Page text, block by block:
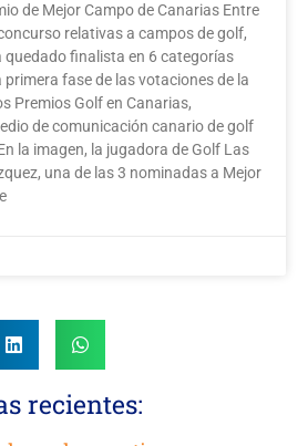
de Mejor Campo de Canarias Entre
relativas a campos de golf,
quedado finalista en 6 categorías
fase de las votaciones de la
Premios Golf en Canarias,
de comunicación canario de golf
la imagen, la jugadora de Golf Las
una de las 3 nominadas a Mejor
recientes: